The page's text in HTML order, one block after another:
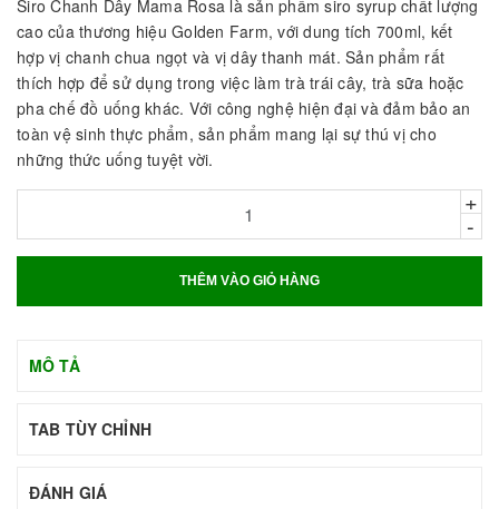
Siro Chanh Dây Mama Rosa là sản phẩm siro syrup chất lượng
cao của thương hiệu Golden Farm, với dung tích 700ml, kết
hợp vị chanh chua ngọt và vị dây thanh mát. Sản phẩm rất
thích hợp để sử dụng trong việc làm trà trái cây, trà sữa hoặc
pha chế đồ uống khác. Với công nghệ hiện đại và đảm bảo an
toàn vệ sinh thực phẩm, sản phẩm mang lại sự thú vị cho
những thức uống tuyệt vời.
+
-
THÊM VÀO GIỎ HÀNG
MÔ TẢ
TAB TÙY CHỈNH
ĐÁNH GIÁ